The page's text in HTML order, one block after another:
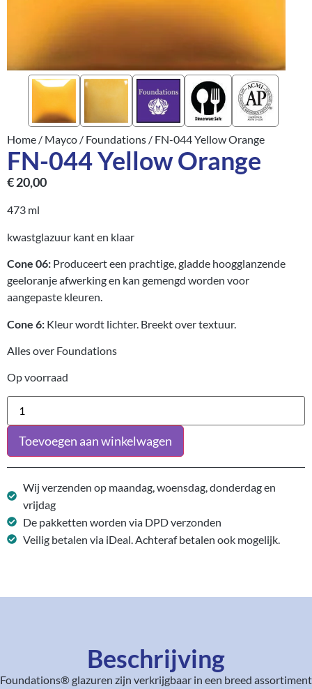
Home / Mayco / Foundations / FN-044 Yellow Orange
FN-044 Yellow Orange
€20,00
473 ml
kwastglazuur kant en klaar
Cone 06: Produceert een prachtige, gladde hoogglanzende
geeloranje afwerking en kan gemengd worden voor
aangepaste kleuren.
Cone 6: Kleur wordt lichter. Breekt over textuur.
Alles over Foundations
Op voorraad
Toevoegen aan winkelwagen
Wij verzenden op maandag, woensdag, donderdag en
vrijdag
De pakketten worden via DPD verzonden
Veilig betalen via iDeal. Achteraf betalen ook mogelijk.
Beschrijving
Foundations® glazuren zijn verkrijgbaar in een breed assortiment